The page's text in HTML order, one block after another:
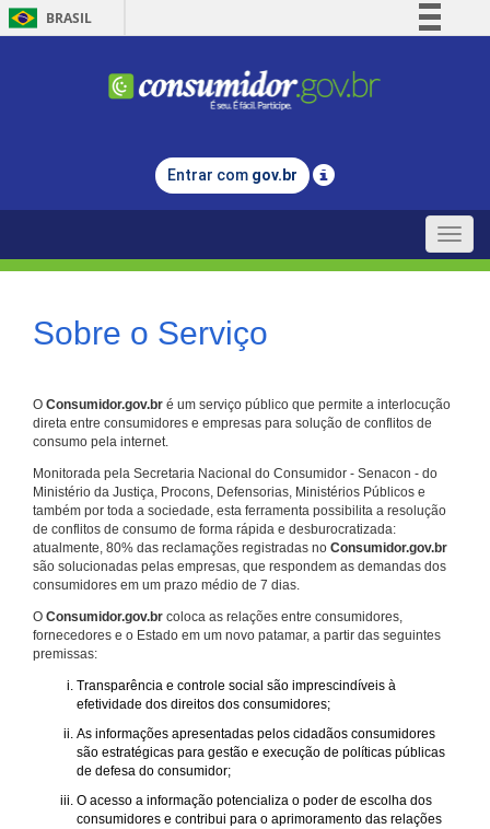
BRASIL
Comunica BR
Legislação
Entrar com gov.br
Toggle
Sobre o Serviço
O Consumidor.gov.br é um serviço público que permite a interlocução
direta entre consumidores e empresas para solução de conflitos de
consumo pela internet.
Monitorada pela Secretaria Nacional do Consumidor - Senacon - do
Ministério da Justiça, Procons, Defensorias, Ministérios Públicos e
também por toda a sociedade, esta ferramenta possibilita a resolução
de conflitos de consumo de forma rápida e desburocratizada:
atualmente, 80% das reclamações registradas no Consumidor.gov.br
são solucionadas pelas empresas, que respondem as demandas dos
consumidores em um prazo médio de 7 dias.
O Consumidor.gov.br coloca as relações entre consumidores,
fornecedores e o Estado em um novo patamar, a partir das seguintes
premissas:
Transparência e controle social são imprescindíveis à
efetividade dos direitos dos consumidores;
As informações apresentadas pelos cidadãos consumidores
são estratégicas para gestão e execução de políticas públicas
de defesa do consumidor;
O acesso a informação potencializa o poder de escolha dos
consumidores e contribui para o aprimoramento das relações